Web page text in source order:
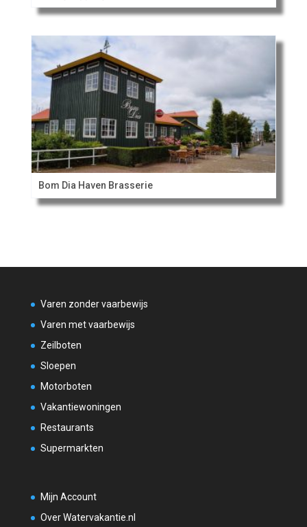
Bom Dia Haven Brasserie
Varen zonder vaarbewijs
Varen met vaarbewijs
Zeilboten
Sloepen
Motorboten
Vakantiewoningen
Restaurants
Supermarkten
Mijn Account
Over Watervakantie.nl